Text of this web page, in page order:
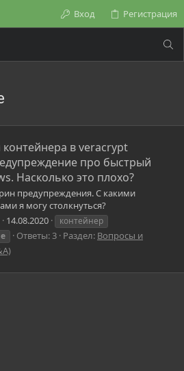
Вход Регистрация
в veracrypt
про быстрый
Насколько это плохо?
предупреждения. С какими
я могу столкнуться?
14.08.2020
контейнер
Ответы: 3 Раздел: Вопросы и